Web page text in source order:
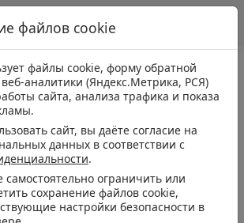
файлов cookie
файлы cookie, форму обратной
аналитики (Яндекс.Метрика, РСЯ)
сайта, анализа трафика и показа
сайт, вы даёте согласие на
данных в соответствии с
.
ограничить или
сохранение файлов cookie,
настройки безопасности в